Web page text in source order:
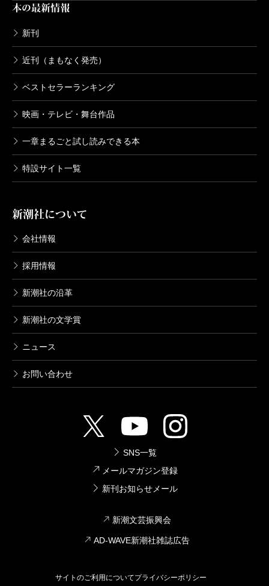
本の最新情報
新刊
近刊（まもなく発売）
ベストセラーランキング
映画・テレビ・舞台作品
一章まるごと試し読みできる本
特設サイト一覧
新潮社について
会社情報
採用情報
新潮社の沿革
新潮社の文学賞
ニュース
お問い合わせ
SNS一覧
メールマガジン登録
新刊お知らせメール
新潮文芸振興会
AD-WAVE新潮社雑誌広告
サイトのご利用についてプライバシーポリシー